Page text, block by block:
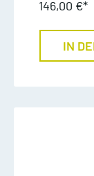
146,00 €*
IN